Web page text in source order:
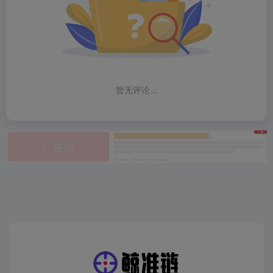
暂无评论...